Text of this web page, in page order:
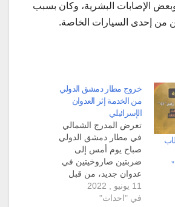
الإصابات البشرية، وكان بسبب
من إحدى السيارات الخاصة.
خروج مطار دمشق الدولي
من الخدمة إثر العدوان
الإسرائيلي
تعرض المدرج الشمالي
في مطار دمشق الدولي
صباح يوم أمس إلى
ضربتين صاروخيتين في
عدوان جديد، من قبل
طيران الكيان الإسرائيلي.
وبيّنت وكالة الأنباء
11 يونيو , 2022
في "احداث"